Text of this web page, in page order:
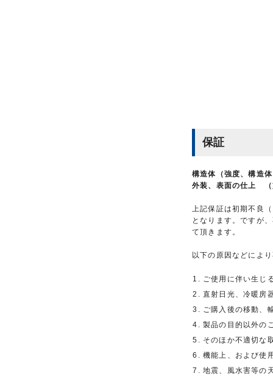
保証
構造体（強度、構造
外装、表面の仕上 （
上記保証は初期不良
となります。ですが
て頂きます。
以下の原因などによ
ご使用に伴い生じ
直射日光、冷暖房
ご購入後の移動、
製品の目的以外の
そのほか不適切な
機能上、および使
地震、風水害等の